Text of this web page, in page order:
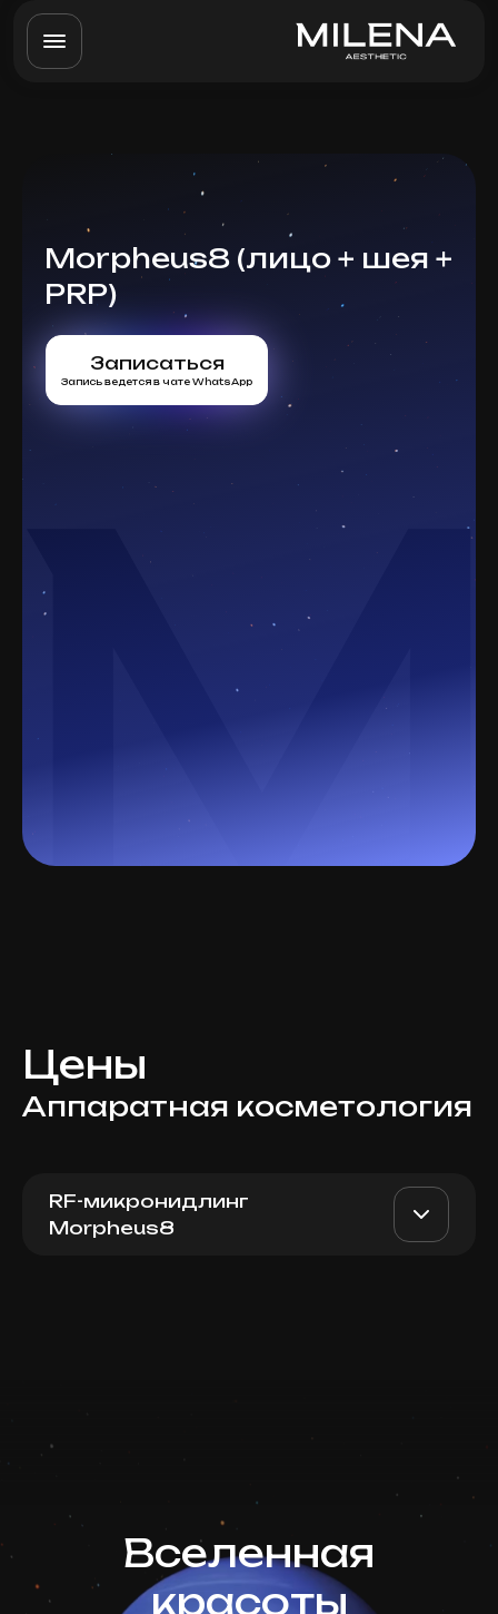
Morpheus8 (лицо + шея +
PRP)
Записаться
Запись ведется в чате WhatsApp
Цены
Аппаратная косметология
RF-микронидлинг
Morpheus8
Вселенная
красоты